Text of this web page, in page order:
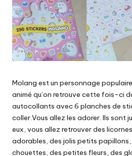
Molang est un personnage
animé qu’on retrouve cette fois-ci
autocollants avec 6 planches de
coller.Vous allez les adorer. Ils sont
eux, vous allez retrouver des
adorables, des jolis petits papillons,
chouettes, des petites fleurs, des